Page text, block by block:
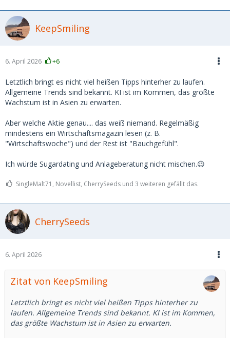
KeepSmiling
6. April 2026 +6
Letztlich bringt es nicht viel heißen Tipps hinterher zu laufen.
Allgemeine Trends sind bekannt. KI ist im Kommen, das größte
Wachstum ist in Asien zu erwarten.
Aber welche Aktie genau.... das weiß niemand. Regelmäßig
mindestens ein Wirtschaftsmagazin lesen (z. B.
"Wirtschaftswoche") und der Rest ist "Bauchgefühl".
Ich würde Sugardating und Anlageberatung nicht mischen.😉
SingleMalt71, Novellist, CherrySeeds und 3 weiteren gefällt das.
CherrySeeds
6. April 2026
Zitat von KeepSmiling
Letztlich bringt es nicht viel heißen Tipps hinterher zu
laufen. Allgemeine Trends sind bekannt. KI ist im Kommen,
das größte Wachstum ist in Asien zu erwarten.